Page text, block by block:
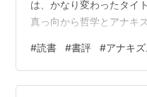
は、かなり変わったタイ
真っ向から哲学とアナキ
の哲学者で、生前のジャ
いわゆる「フランス現代
る書き手だ。 『ヘーゲル
#読書 #書評 #アナキズ